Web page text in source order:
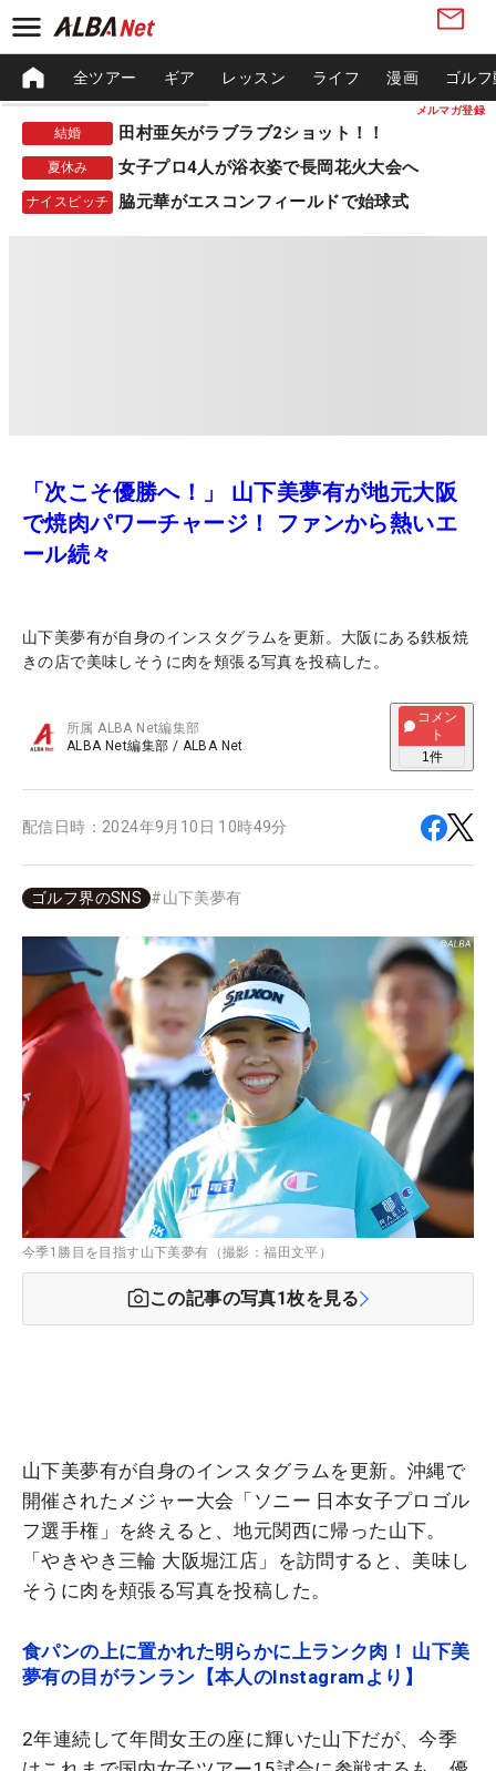
メルマガ登録
全ツアー ギア レッスン ライフ 漫画 ゴル
結婚 田村亜矢がラブラブ2ショット！！
夏休み 女子プロ4人が浴衣姿で長岡花火大会へ
ナイスピッチ 脇元華がエスコンフィールドで始球式
「次こそ優勝へ！」 山下美夢有が地元大阪
で焼肉パワーチャージ！ ファンから熱いエ
ール続々
山下美夢有が自身のインスタグラムを更新。大阪にある鉄板焼
きの店で美味しそうに肉を頬張る写真を投稿した。
所属ALBA Net編集部
ALBA Net編集部 / ALBA Net
コメン
ト
1件
配信日時： 2024年9月10日 10時49分
ゴルフ界のSNS #山下美夢有
今季1勝目を目指す山下美夢有（撮影：福田文平）
この記事の写真1枚を見る
山下美夢有が自身のインスタグラムを更新。沖縄で
開催されたメジャー大会「ソニー 日本女子プロゴル
フ選手権」を終えると、地元関西に帰った山下。
「やきやき三輪 大阪堀江店」を訪問すると、美味し
そうに肉を頬張る写真を投稿した。
食パンの上に置かれた明らかに上ランク肉！ 山下美
夢有の目がランラン【本人のInstagramより】
2年連続して年間女王の座に輝いた山下だが、今季